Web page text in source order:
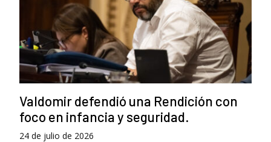
Valdomir defendió una Rendición con
foco en infancia y seguridad.
24 de julio de 2026